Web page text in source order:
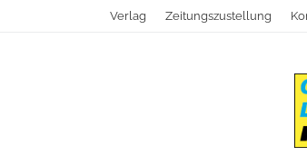
Verlag Zeitungszustellung